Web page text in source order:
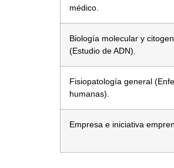
médico.
Biología molecular y
(Estudio de ADN).
Fisiopatología general
humanas).
Empresa e iniciativa